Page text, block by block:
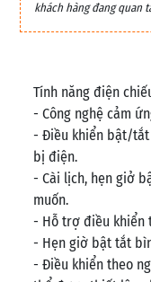
khách hàng đang quan
Tính năng điện
- Công nghệ cảm
- Điều khiển bật/tắt
bị điện.
- Cài lịch, hẹn giở
muốn.
- Hỗ trợ điều khiển
- Hẹn giờ bật tắt
- Điều khiển theo